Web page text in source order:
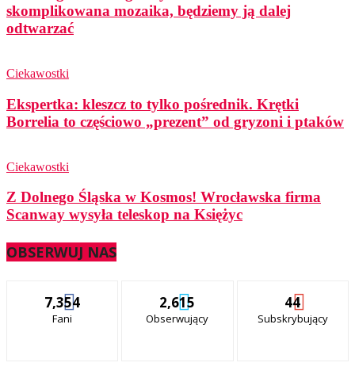
skomplikowana mozaika, będziemy ją dalej
odtwarzać
Ciekawostki
Ekspertka: kleszcz to tylko pośrednik. Krętki
Borrelia to częściowo „prezent” od gryzoni i ptaków
Ciekawostki
Z Dolnego Śląska w Kosmos! Wrocławska firma
Scanway wysyła teleskop na Księżyc
OBSERWUJ NAS
7,354
Fani
2,615
Obserwujący
44
Subskrybujący